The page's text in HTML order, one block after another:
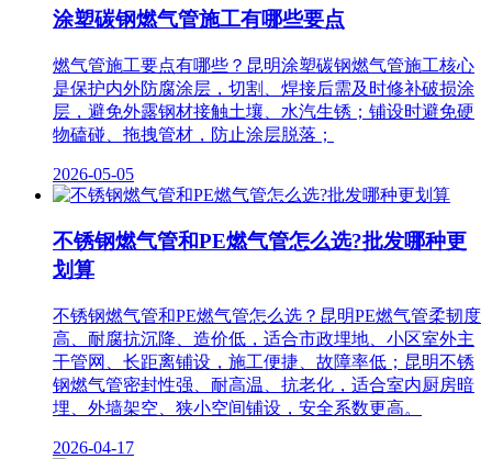
涂塑碳钢燃气管施工有哪些要点
燃气管施工要点有哪些？昆明涂塑碳钢燃气管施工核心
是保护内外防腐涂层，切割、焊接后需及时修补破损涂
层，避免外露钢材接触土壤、水汽生锈；铺设时避免硬
物磕碰、拖拽管材，防止涂层脱落；
2026-05-05
不锈钢燃气管和PE燃气管怎么选?批发哪种更
划算
不锈钢燃气管和PE燃气管怎么选？昆明PE燃气管柔韧度
高、耐腐抗沉降、造价低，适合市政埋地、小区室外主
干管网、长距离铺设，施工便捷、故障率低；昆明不锈
钢燃气管密封性强、耐高温、抗老化，适合室内厨房暗
埋、外墙架空、狭小空间铺设，安全系数更高。
2026-04-17